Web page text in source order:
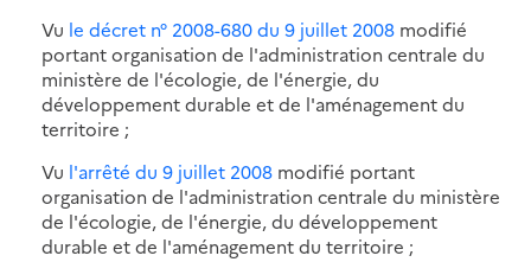
Vu le décret n° 2008-680 du 9 juillet 2008 modifié
portant organisation de l'administration centrale du
ministère de l'écologie, de l'énergie, du
développement durable et de l'aménagement du
territoire ;
Vu l'arrêté du 9 juillet 2008 modifié portant
organisation de l'administration centrale du ministère
de l'écologie, de l'énergie, du développement
durable et de l'aménagement du territoire ;